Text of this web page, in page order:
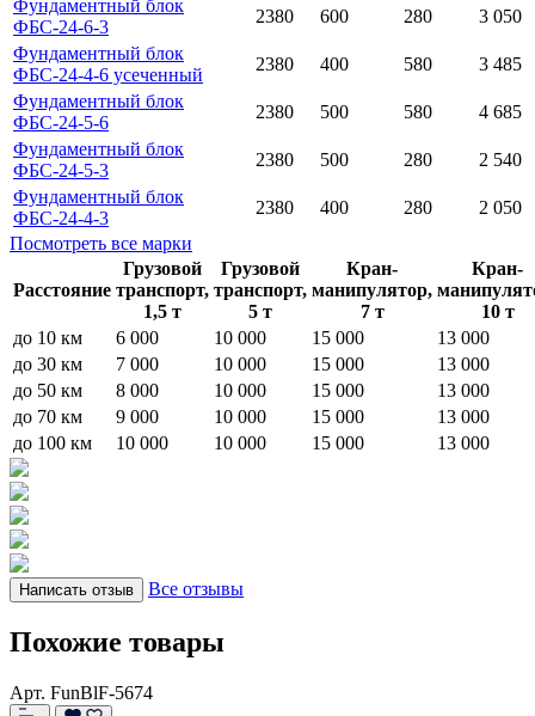
Фундаментный блок
ФБС-24-6-3
2380 600 280
3 050
Фундаментный блок
ФБС-24-4-6 усеченный
2380 400 580
3 485
Фундаментный блок
ФБС-24-5-6
2380 500 580
4 685
Фундаментный блок
ФБС-24-5-3
2380 500 280
2 540
Фундаментный блок
ФБС-24-4-3
2380 400 280
2 050
Посмотреть все марки
Расстояние
Грузовой
транспорт,
1,5 т
Грузовой
транспорт,
5 т
Кран-
манипулятор,
7 т
Кран-
10 т
до 10 км
6 000 10 000 15 000
13 000
до 30 км
7 000 10 000 15 000
13 000
до 50 км
8 000 10 000 15 000
13 000
до 70 км
9 000 10 000 15 000
13 000
до 100 км
10 000 10 000 15 000 13 000
Написать отзыв Все отзывы
Похожие товары
Арт. FunBlF-5674